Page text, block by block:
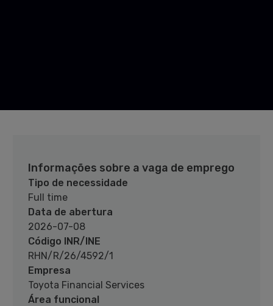
Informações sobre a vaga de emprego
Tipo de necessidade
Full time
Data de abertura
2026-07-08
Código INR/INE
RHN/R/26/4592/1
Empresa
Toyota Financial Services
Área funcional